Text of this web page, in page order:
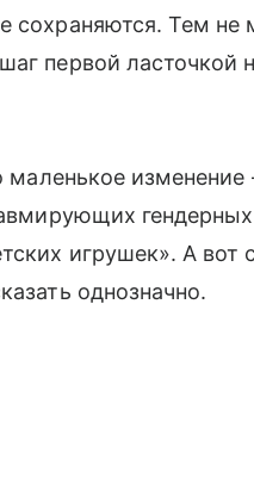
сохраняются. Тем не
первой ласточкой
маленькое изменение
игрушек». А вот
однозначно.